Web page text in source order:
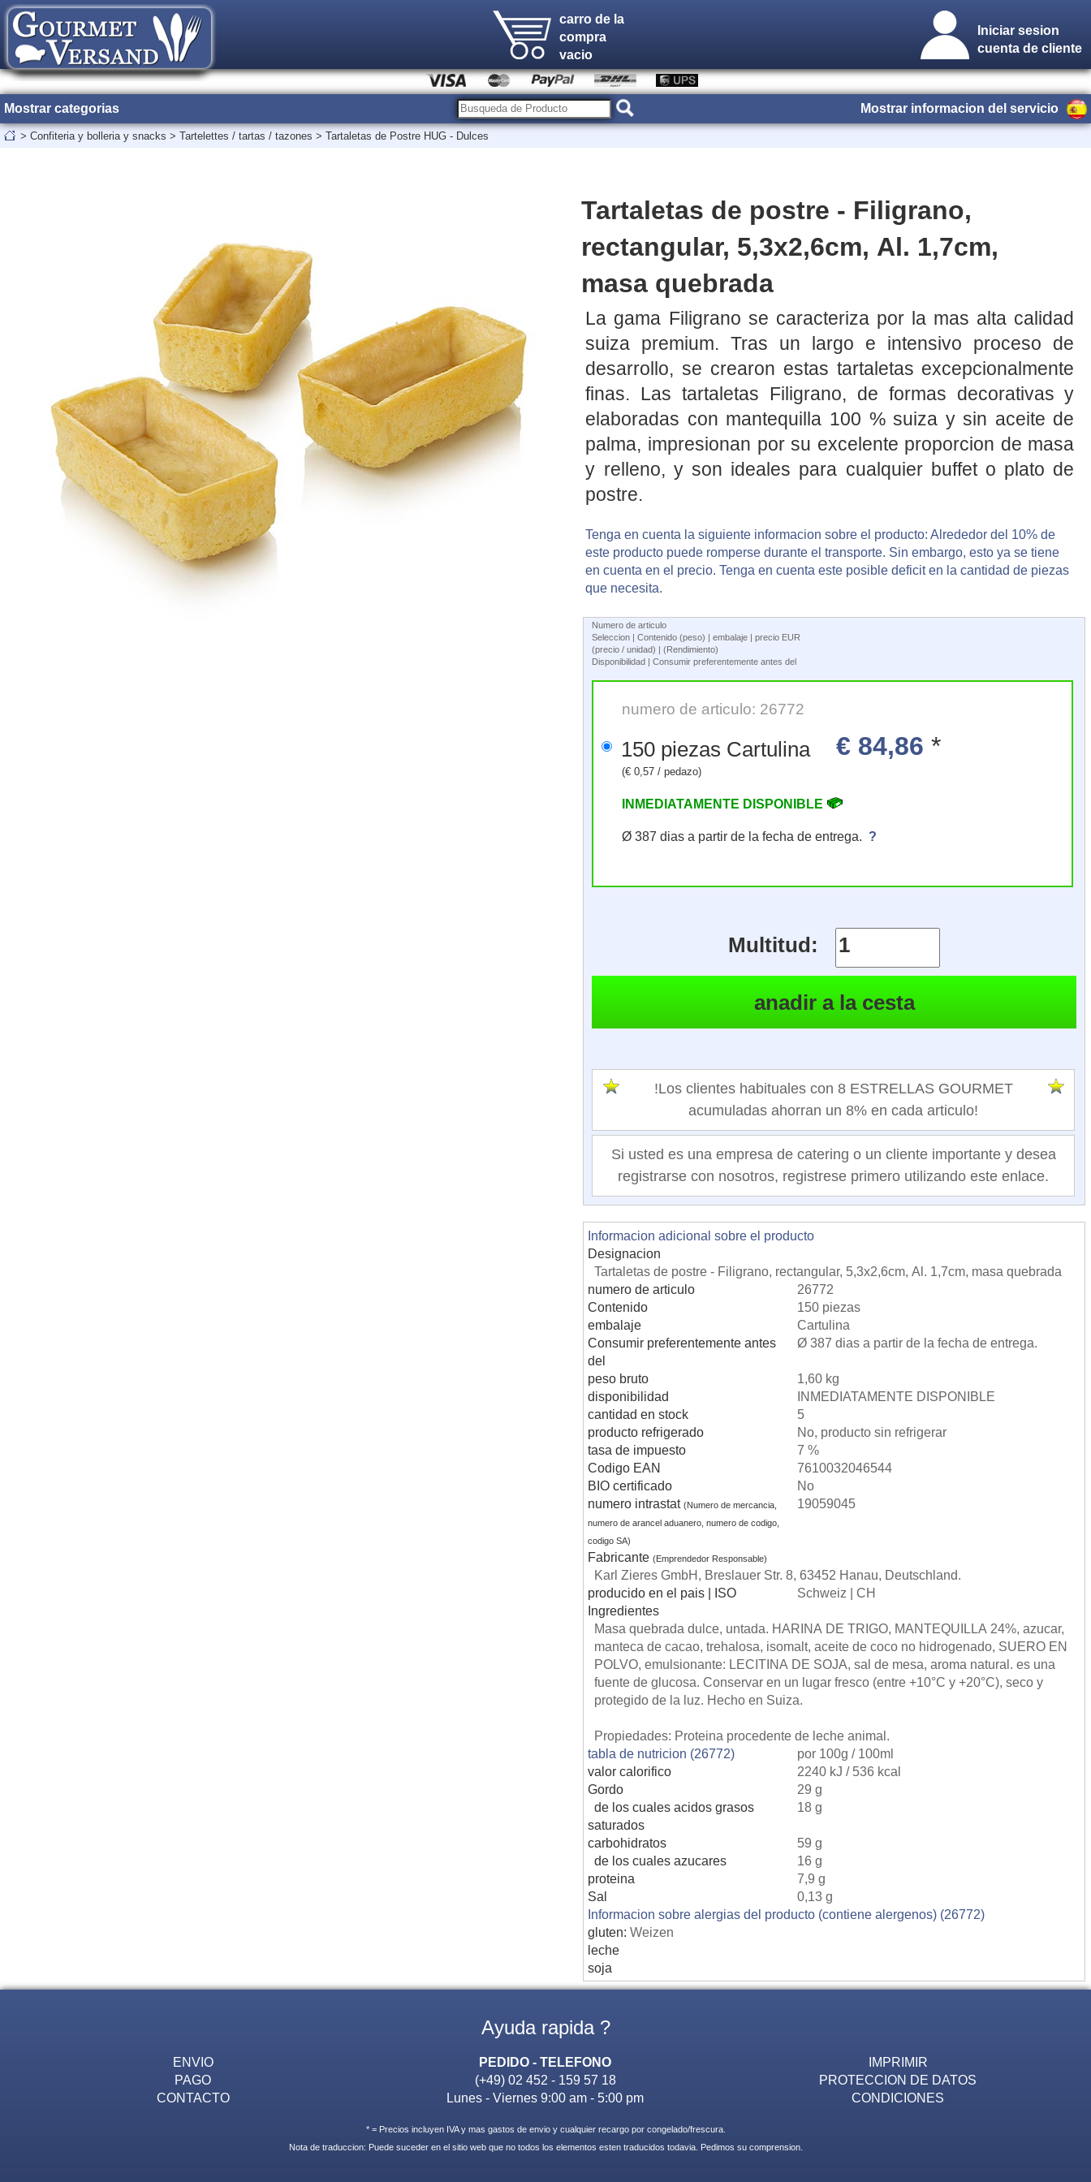
carro de la
compra
vacio
Iniciar sesion
cuenta de cliente
Mostrar categorias Mostrar informacion del servicio
> Confiteria y bolleria y snacks > Tartelettes / tartas / tazones > Tartaletas de Postre HUG - Dulces
Tartaletas de postre - Filigrano,
rectangular, 5,3x2,6cm, Al. 1,7cm,
masa quebrada
La gama Filigrano se caracteriza por la mas alta calidad
suiza premium. Tras un largo e intensivo proceso de
desarrollo, se crearon estas tartaletas excepcionalmente
finas. Las tartaletas Filigrano, de formas decorativas y
elaboradas con mantequilla 100 % suiza y sin aceite de
palma, impresionan por su excelente proporcion de masa
y relleno, y son ideales para cualquier buffet o plato de
postre.
Tenga en cuenta la siguiente informacion sobre el producto: Alrededor del 10% de
este producto puede romperse durante el transporte. Sin embargo, esto ya se tiene
en cuenta en el precio. Tenga en cuenta este posible deficit en la cantidad de piezas
que necesita.
Numero de articulo
Seleccion | Contenido (peso) | embalaje | precio EUR
(precio / unidad) | (Rendimiento)
Disponibilidad | Consumir preferentemente antes del
numero de articulo: 26772
150 piezas Cartulina € 84,86 *
(€ 0,57 / pedazo)
INMEDIATAMENTE DISPONIBLE
Ø 387 dias a partir de la fecha de entrega. ?
Multitud:
!Los clientes habituales con 8 ESTRELLAS GOURMET
acumuladas ahorran un 8% en cada articulo!
Si usted es una empresa de catering o un cliente importante y desea
registrarse con nosotros, registrese primero utilizando este enlace.
Informacion adicional sobre el producto
Designacion
Tartaletas de postre - Filigrano, rectangular, 5,3x2,6cm, Al. 1,7cm, masa quebrada
numero de articulo
26772
Contenido
150 piezas
embalaje
Cartulina
Consumir preferentemente antes
del
Ø 387 dias a partir de la fecha de entrega.
peso bruto
1,60 kg
disponibilidad
INMEDIATAMENTE DISPONIBLE
cantidad en stock
5
producto refrigerado
No, producto sin refrigerar
tasa de impuesto
7 %
Codigo EAN
7610032046544
BIO certificado
No
numero intrastat(Numero de mercancia,
numero de arancel aduanero, numero de codigo,
codigo SA)
19059045
Fabricante(Emprendedor Responsable)
Karl Zieres GmbH, Breslauer Str. 8, 63452 Hanau, Deutschland.
producido en el pais | ISO
Schweiz | CH
Ingredientes
Masa quebrada dulce, untada. HARINA DE TRIGO, MANTEQUILLA 24%, azucar,
manteca de cacao, trehalosa, isomalt, aceite de coco no hidrogenado, SUERO EN
POLVO, emulsionante: LECITINA DE SOJA, sal de mesa, aroma natural. es una
fuente de glucosa. Conservar en un lugar fresco (entre +10°C y +20°C), seco y
protegido de la luz. Hecho en Suiza.
Propiedades: Proteina procedente de leche animal.
tabla de nutricion (26772)
por 100g / 100ml
valor calorifico
2240 kJ / 536 kcal
Gordo
29 g
de los cuales acidos grasos
saturados
18 g
carbohidratos
59 g
de los cuales azucares
16 g
proteina
7,9 g
Sal
0,13 g
Informacion sobre alergias del producto (contiene alergenos) (26772)
gluten: Weizen
leche
soja
Ayuda rapida ?
ENVIO
PAGO
CONTACTO
PEDIDO - TELEFONO
(+49) 02 452 - 159 57 18
Lunes - Viernes 9:00 am - 5:00 pm
IMPRIMIR
PROTECCION DE DATOS
CONDICIONES
* = Precios incluyen IVA y mas gastos de envio y cualquier recargo por congelado/frescura.
Nota de traduccion: Puede suceder en el sitio web que no todos los elementos esten traducidos todavia. Pedimos su comprension.